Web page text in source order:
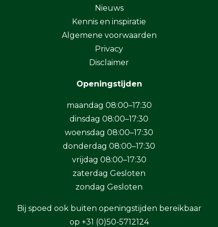
Nieuws
Kennis en inspiratie
Algemene voorwaarden
Privacy
Disclaimer
Openingstijden
maandag 08:00–17:30
dinsdag 08:00–17:30
woensdag 08:00–17:30
donderdag 08:00–17:30
vrijdag 08:00–17:30
zaterdag Gesloten
zondag Gesloten
Bij spoed ook buiten openingstijden bereikbaar
op +31 (0)50-5712124